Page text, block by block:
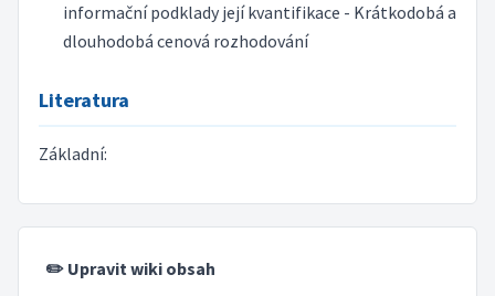
informační podklady její kvantifikace - Krátkodobá a
dlouhodobá cenová rozhodování
Literatura
Základní:
✏️ Upravit wiki obsah